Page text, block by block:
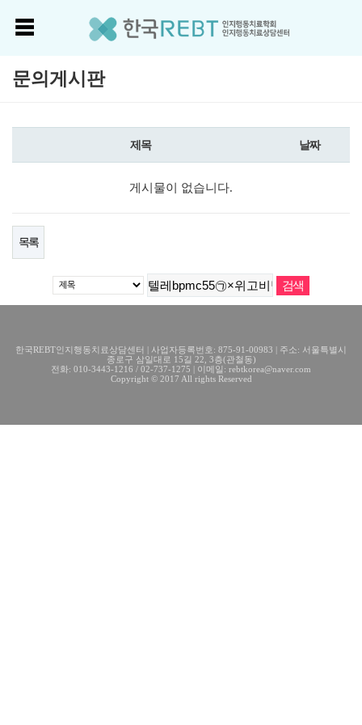
문의게시판
제목 날짜
게시물이 없습니다.
목록
한국REBT인지행동치료상담센터 | 사업자등록번호: 875-91-00983 | 주소: 서울특별시
종로구 삼일대로 15길 22, 3층(관철동)
전화: 010-3443-1216 / 02-737-1275 | 이메일: rebtkorea@naver.com
Copyright © 2017 All rights Reserved